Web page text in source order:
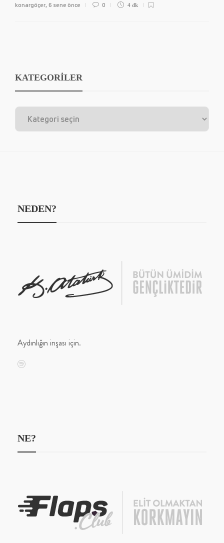
konargöçer, 6 sene önce 0 4 dk
KATEGORİLER
NEDEN?
Aydınlığın inşası için.
NE?